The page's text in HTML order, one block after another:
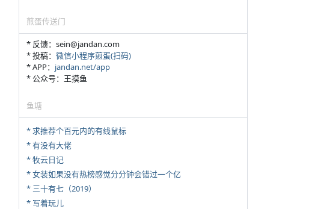
煎蛋传送门
* 反馈：sein@jandan.com
* 投稿： 微信小程序煎蛋(扫码)
* APP： jandan.net/app
* 公众号：王摸鱼
鱼塘
* 求推荐个百元内的有线鼠标
* 有没有大佬
* 牧云日记
* 女装如果没有热榜感觉分分钟会错过一个亿
* 三十有七（2019）
* 写着玩儿